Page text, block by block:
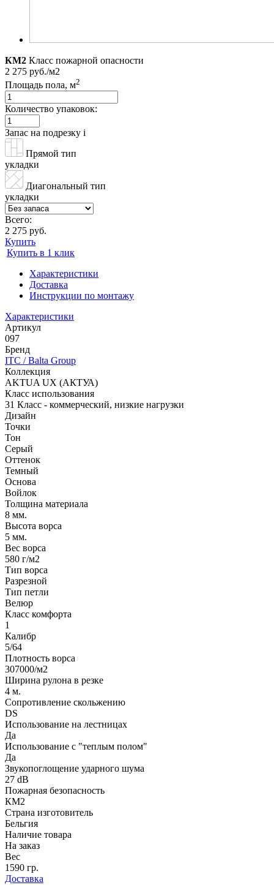
КМ2 Класс пожарной опасности
2 275 руб./м2
Площадь пола, м2
Количество упаковок:
Запас на подрезку i
Прямой тип
укладки
Диагональный тип
укладки
Всего:
2 275 руб.
Купить
Купить в 1 клик
Характеристики
Доставка
Инструкции по монтажу
Характеристики
Артикул
097
Бренд
ITC / Balta Group
Коллекция
AKTUA UX (АКТУА)
Класс использования
31 Класс - коммерческий, низкие нагрузки
Дизайн
Точки
Тон
Серый
Оттенок
Темный
Основа
Войлок
Толщина материала
8 мм.
Высота ворса
5 мм.
Вес ворса
580 г/м2
Тип ворса
Разрезной
Тип петли
Велюр
Класс комфорта
1
Калибр
5/64
Плотность ворса
307000/м2
Ширина рулона в резке
4 м.
Сопротивление скольжению
DS
Использование на лестницах
Да
Использование с "теплым полом"
Да
Звукопоглощение ударного шума
27 dB
Пожарная безопасность
КМ2
Страна изготовитель
Бельгия
Наличие товара
На заказ
Вес
1590 гр.
Доставка